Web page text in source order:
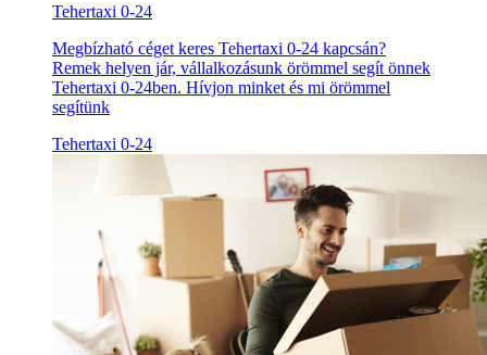
Tehertaxi 0-24
Megbízható céget keres Tehertaxi 0-24 kapcsán?
Remek helyen jár, vállalkozásunk örömmel segít önnek
Tehertaxi 0-24ben. Hívjon minket és mi örömmel
segítünk
Tehertaxi 0-24